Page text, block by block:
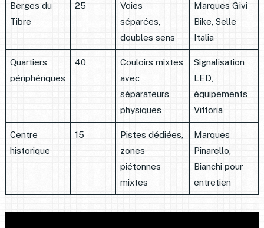
Berges du
Tibre
25
Voies
séparées,
doubles sens
Marques Givi
Bike, Selle
Italia
Quartiers
périphériques
40
Couloirs mixtes
avec
séparateurs
physiques
Signalisation
LED,
équipements
Vittoria
Centre
historique
15
Pistes dédiées,
zones
piétonnes
mixtes
Marques
Pinarello,
Bianchi pour
entretien